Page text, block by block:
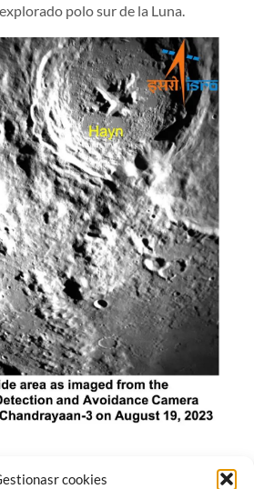
cookies
polo sur de la Luna.